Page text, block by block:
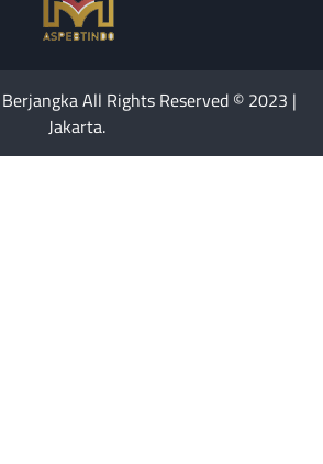
All Rights Reserved © 2023 |
Jakarta.